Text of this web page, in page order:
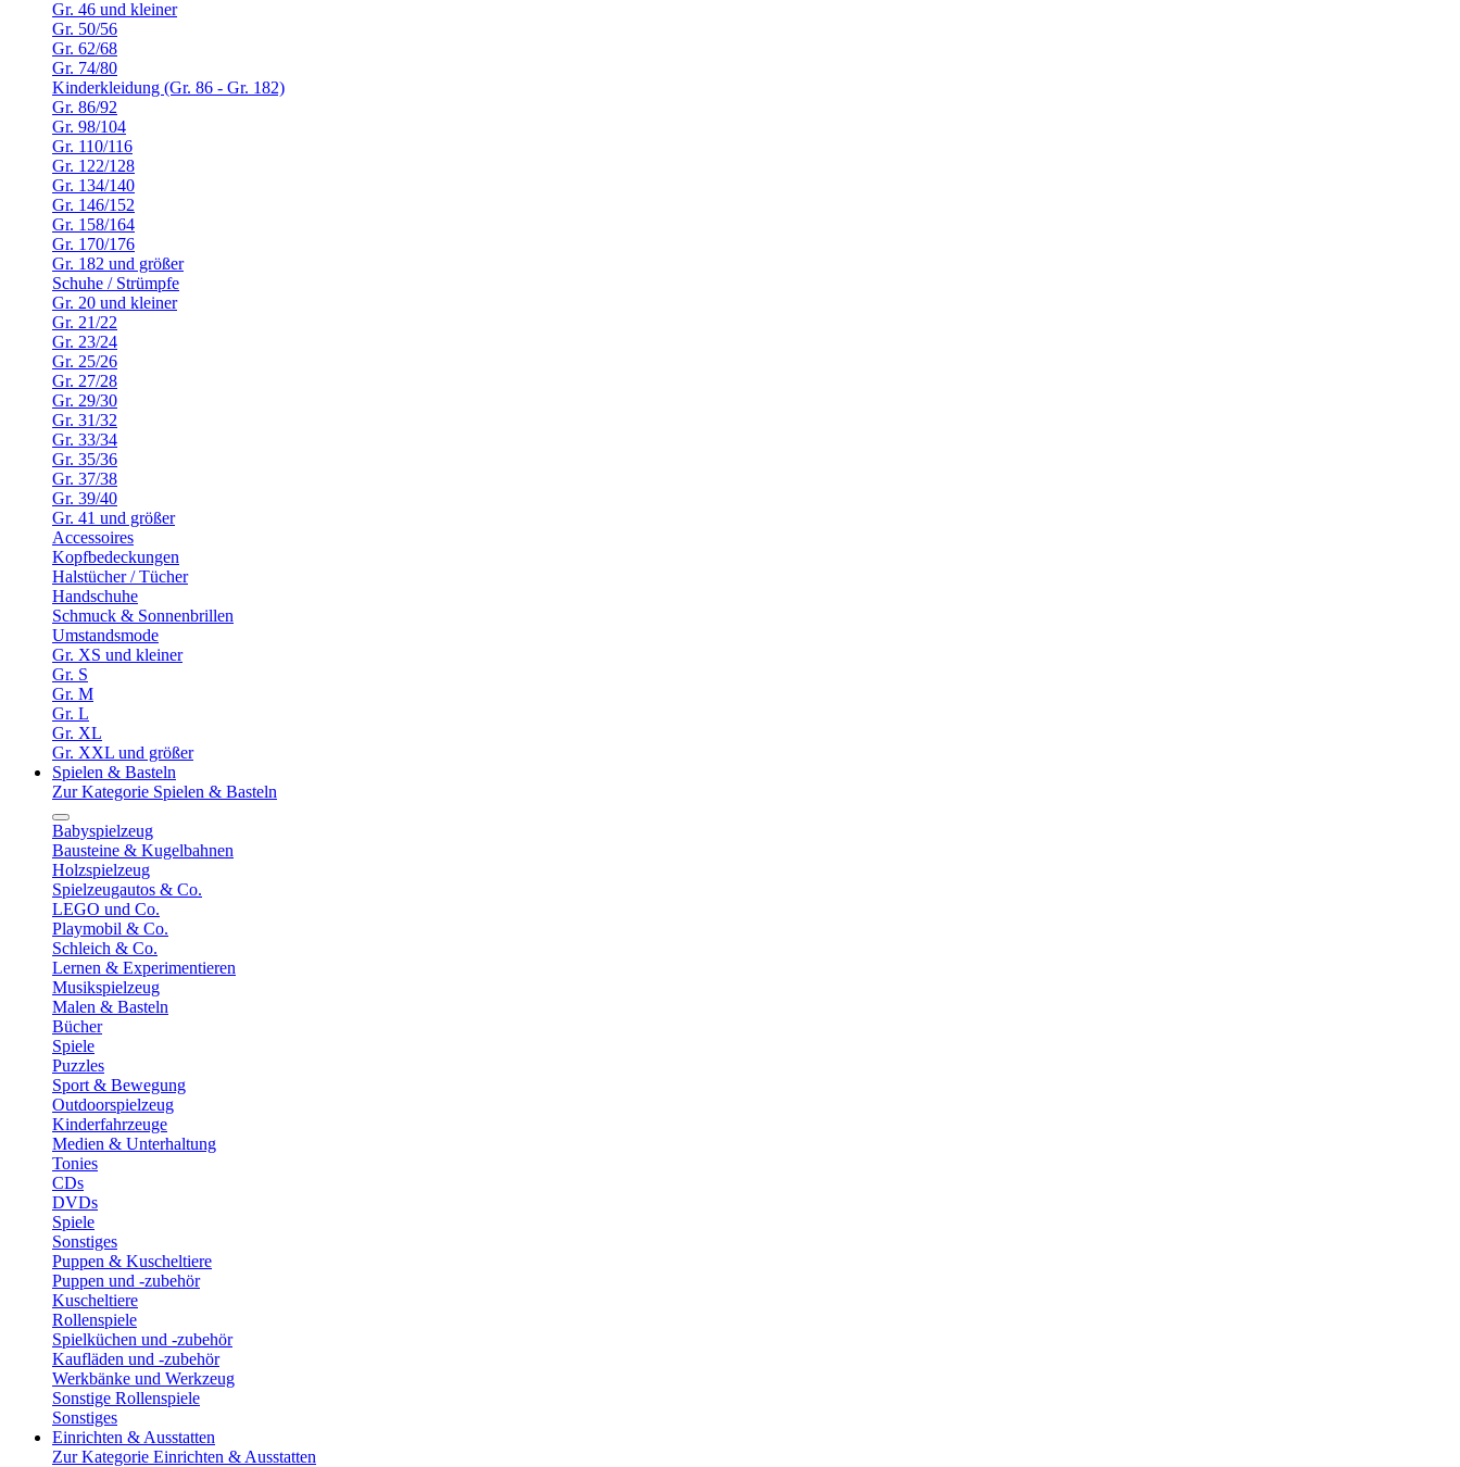
Gr. 46 und kleiner
Gr. 50/56
Gr. 62/68
Gr. 74/80
Kinderkleidung (Gr. 86 - Gr. 182)
Gr. 86/92
Gr. 98/104
Gr. 110/116
Gr. 122/128
Gr. 134/140
Gr. 146/152
Gr. 158/164
Gr. 170/176
Gr. 182 und größer
Schuhe / Strümpfe
Gr. 20 und kleiner
Gr. 21/22
Gr. 23/24
Gr. 25/26
Gr. 27/28
Gr. 29/30
Gr. 31/32
Gr. 33/34
Gr. 35/36
Gr. 37/38
Gr. 39/40
Gr. 41 und größer
Accessoires
Kopfbedeckungen
Halstücher / Tücher
Handschuhe
Schmuck & Sonnenbrillen
Umstandsmode
Gr. XS und kleiner
Gr. S
Gr. M
Gr. L
Gr. XL
Gr. XXL und größer
Spielen & Basteln
Zur Kategorie Spielen & Basteln
Babyspielzeug
Bausteine & Kugelbahnen
Holzspielzeug
Spielzeugautos & Co.
LEGO und Co.
Playmobil & Co.
Schleich & Co.
Lernen & Experimentieren
Musikspielzeug
Malen & Basteln
Bücher
Spiele
Puzzles
Sport & Bewegung
Outdoorspielzeug
Kinderfahrzeuge
Medien & Unterhaltung
Tonies
CDs
DVDs
Spiele
Sonstiges
Puppen & Kuscheltiere
Puppen und -zubehör
Kuscheltiere
Rollenspiele
Spielküchen und -zubehör
Kaufläden und -zubehör
Werkbänke und Werkzeug
Sonstige Rollenspiele
Sonstiges
Einrichten & Ausstatten
Zur Kategorie Einrichten & Ausstatten